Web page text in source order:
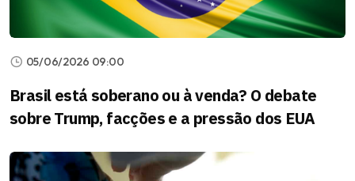
05/06/2026 09:00
Brasil está soberano ou à venda? O debate
sobre Trump, facções e a pressão dos EUA